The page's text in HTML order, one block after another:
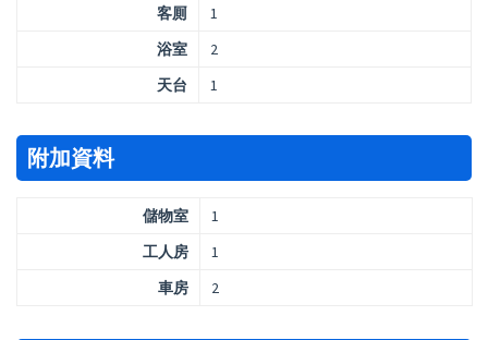
客厠
1
浴室
2
天台
1
附加資料
儲物室
1
工人房
1
車房
2